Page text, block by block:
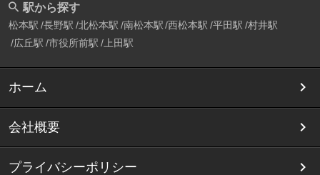
駅から探す
松本駅 長野駅 北松本駅 南松本駅 西松本駅 平田駅 村井駅
広丘駅 市役所前駅 上田駅
ホーム
会社概要
プライバシーポリシー